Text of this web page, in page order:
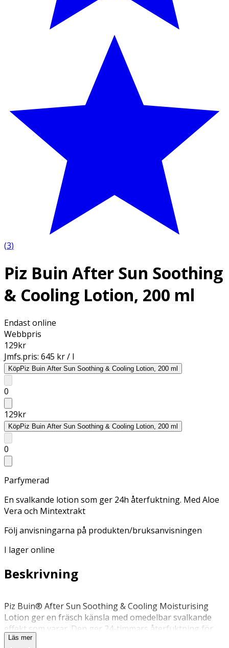
(3)
Piz Buin After Sun Soothing
& Cooling Lotion, 200 ml
Endast online
Webbpris
129kr
Jmfs.pris: 645 kr / l
KöpPiz Buin After Sun Soothing & Cooling Lotion, 200 ml
0
129kr
KöpPiz Buin After Sun Soothing & Cooling Lotion, 200 ml
0
Parfymerad
En svalkande lotion som ger 24h återfuktning. Med Aloe
Vera och Mintextrakt
Följ anvisningarna på produkten/bruksanvisningen
I lager online
Beskrivning
Piz Buin® After Sun Soothing & Cooling Moisturising
Lotion ger en fräsch känsla med omedelbar svalkande
effekt som varar. Den ger 24-timmars återfuktning för
att återställa den naturliga fuktbalansen i solstressad
Läs mer